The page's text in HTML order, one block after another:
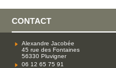
CONTACT
Alexandre Jacobée
45 rue des Fontaines
56330 Pluvigner
06 12 65 75 91